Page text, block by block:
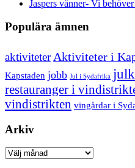
Jaspers vänner- Vi
Populära ämnen
aktiviteter Aktiviteter i
Kapstaden jobb Jul i Sydafrika
restauranger i
vindistrikten vingårdar i
Arkiv
Arkiv